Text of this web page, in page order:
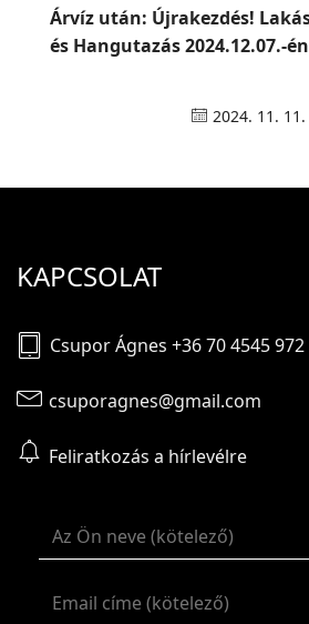
Árvíz után: Újrakezdés!
és Hangutazás 2024.12.07.-
2024. 11. 11.
KAPCSOLAT
Csupor Ágnes +36 70 4545 972
csuporagnes@gmail.com
Feliratkozás a hírlevélre